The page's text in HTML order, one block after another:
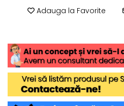
Adauga la Favorite